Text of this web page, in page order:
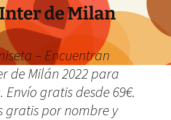
de Milan
– Encuentran
de Milán 2022 para
Envío gratis desde 69€.
gratis por nombre y